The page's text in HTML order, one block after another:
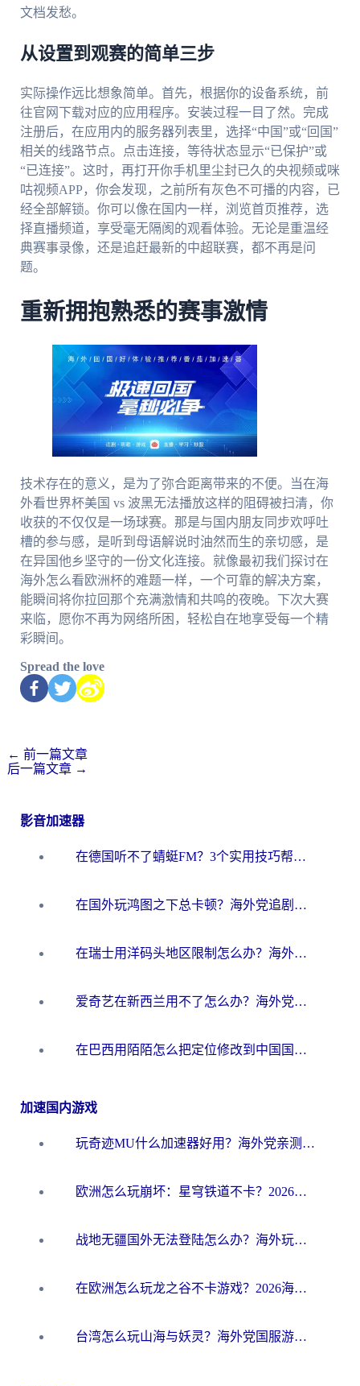
文档发愁。
从设置到观赛的简单三步
实际操作远比想象简单。首先，根据你的设备系统，前
往官网下载对应的应用程序。安装过程一目了然。完成
注册后，在应用内的服务器列表里，选择“中国”或“回国”
相关的线路节点。点击连接，等待状态显示“已保护”或
“已连接”。这时，再打开你手机里尘封已久的央视频或咪
咕视频APP，你会发现，之前所有灰色不可播的内容，已
经全部解锁。你可以像在国内一样，浏览首页推荐，选
择直播频道，享受毫无隔阂的观看体验。无论是重温经
典赛事录像，还是追赶最新的中超联赛，都不再是问
题。
重新拥抱熟悉的赛事激情
技术存在的意义，是为了弥合距离带来的不便。当在海
外看世界杯美国 vs 波黑无法播放这样的阻碍被扫清，你
收获的不仅仅是一场球赛。那是与国内朋友同步欢呼吐
槽的参与感，是听到母语解说时油然而生的亲切感，是
在异国他乡坚守的一份文化连接。就像最初我们探讨在
海外怎么看欧洲杯的难题一样，一个可靠的解决方案，
能瞬间将你拉回那个充满激情和共鸣的夜晚。下次大赛
来临，愿你不再为网络所困，轻松自在地享受每一个精
彩瞬间。
Spread the love
← 前一篇文章
后一篇文章 →
影音加速器
在德国听不了蜻蜓FM？3个实用技巧帮你解锁国内影音自由
在国外玩鸿图之下总卡顿？海外党追剧听歌的3个实用解决方案
在瑞士用洋码头地区限制怎么办？海外华人必看的回国加速全攻略
爱奇艺在新西兰用不了怎么办？海外党亲测有效的回国加速方案
在巴西用陌陌怎么把定位修改到中国国内？海外党必看的回国加速全攻略
加速国内游戏
玩奇迹MU什么加速器好用？海外党亲测：这款加速器让你告别延迟卡顿！
欧洲怎么玩崩坏：星穹铁道不卡？2026海外玩家国服游戏加速器终极攻略
战地无疆国外无法登陆怎么办？海外玩家国服畅玩终极指南（附欧服魔兽EVE加速方案）
在欧洲怎么玩龙之谷不卡游戏？2026海外党国服游戏加速全攻略
台湾怎么玩山海与妖灵？海外党国服游戏加速全攻略，告别延迟卡顿